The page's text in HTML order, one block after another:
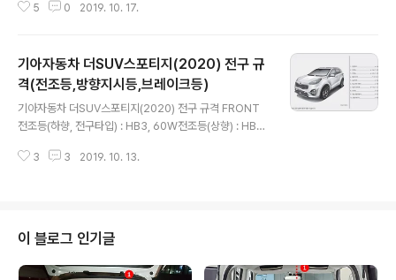
EAR방향지시등 : PY27W, 28W제동등/미등 : P27/8W,
W10W, 10W * 출처 : 기아자동차
5 0 2019. 10. 17.
기아자동차 더SUV스포티지(2020) 전구 규
격(전조등,방향지시등,브레이크등)
기아자동차 더SUV스포티지(2020) 전구 규격 FRONT
전조등(하향, 전구타입) : HB3, 60W전조등(상향) : HB3,
(앞, 전구타입) : P21/5W, 5W주간주행등(전구타입) : P2
(뒤) : PY21W, 21W후진등 : P21W, 21W번호판등 : W5
W, 5W 실내맵램프(전구타입) : W10W, 10W * 출처 : 기
아자동차
3 3 2019. 10. 13.
이 블로그 인기글